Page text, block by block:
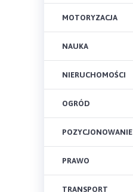
MOTORYZACJA
NAUKA
NIERUCHOMOŚCI
OGRÓD
POZYCJONOWANIE
PRAWO
TRANSPORT